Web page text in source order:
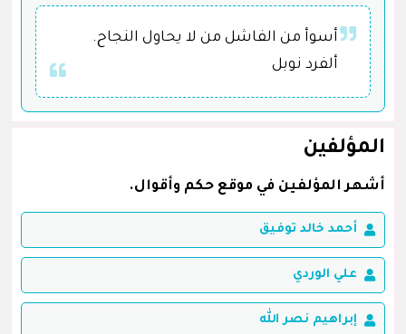
أسوأ من الفاشل من لا يحاول النجاح.
ألفرد نوبل
المؤلفين
أشهر المؤلفين في موقع حكم وأقوال.
أحمد خالد توفيق
علي الوردي
إبراهيم نصر الله